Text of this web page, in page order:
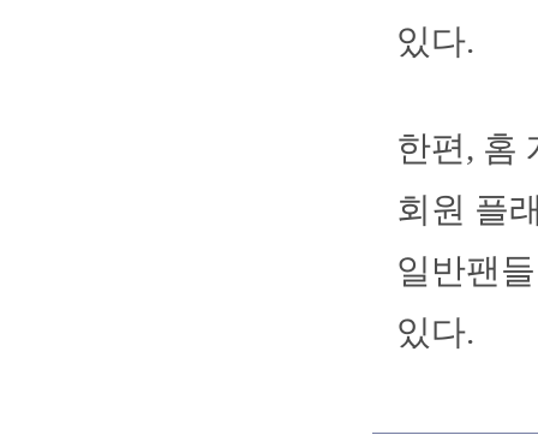
있다.
한편, 홈
회원 플
일반팬
있다.